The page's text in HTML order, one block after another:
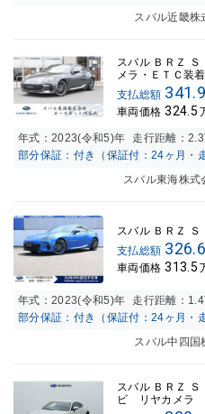
スバル近畿
スバル ＢＲＺ
メラ・ＥＴＣ装着
支払総額 341.9
車両価格 324.5
年式：2023(令和5)年 走行距離：
部分保証：付き（保証付：24ヶ月・
スバル東海株
スバル ＢＲＺ Ｓ
支払総額 326.6
車両価格 313.5
年式：2023(令和5)年 走行距離：
部分保証：付き（保証付：24ヶ月・
スバル中四
スバル ＢＲＺ
ビ リヤカメラ